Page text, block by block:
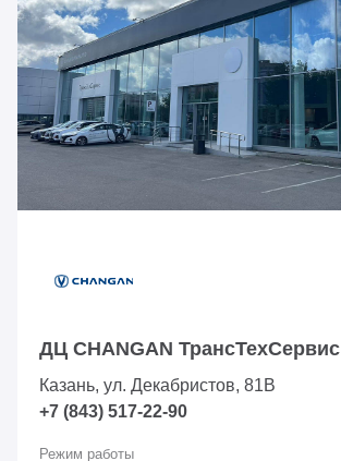
ДЦ CHANGAN ТрансТехСервис
Казань, ул. Декабристов, 81В
+7 (843) 517-22-90